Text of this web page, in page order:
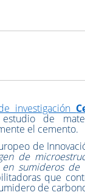
investigación
de
el cemento.
de
de
sumideros de
que
de